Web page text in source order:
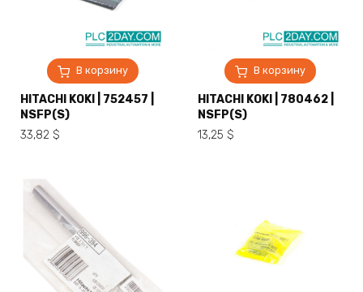
В корзину
HITACHI KOKI | 752457 |
NSFP(S)
33,82 $
В корзину
HITACHI KOKI | 780462 |
NSFP(S)
13,25 $